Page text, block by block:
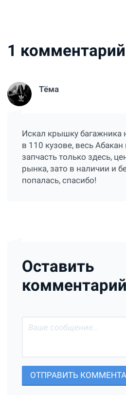
1 комментарий
Тёма
Искал крышку багажника
в 110 кузове, весь
запчасть только здесь,
рынка, зато в наличии и
попалась, спасибо!
Оставить
комментарий
ОТПРАВИТЬ